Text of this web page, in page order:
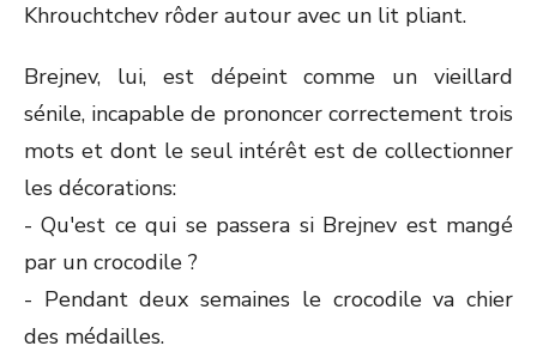
Khrouchtchev rôder autour avec un lit pliant.
Brejnev, lui, est dépeint comme un vieillard
sénile, incapable de prononcer correctement trois
mots et dont le seul intérêt est de collectionner
les décorations:
- Qu'est ce qui se passera si Brejnev est mangé
par un crocodile ?
- Pendant deux semaines le crocodile va chier
des médailles.